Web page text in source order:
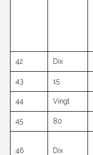
42 Dix
43 15
44 Vingt
45 80
46 Dix